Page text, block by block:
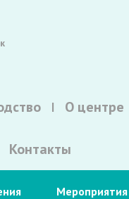
О центре
Контакты
Мероприятия